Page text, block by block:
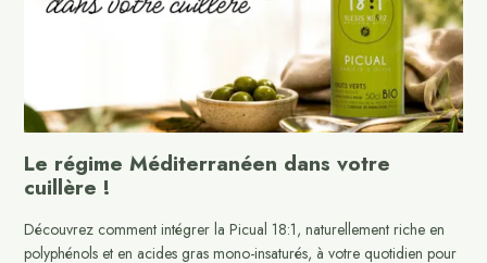
Le régime Méditerranéen dans votre
cuillère !
Découvrez comment intégrer la Picual 18:1, naturellement riche en
polyphénols et en acides gras mono-insaturés, à votre quotidien pour